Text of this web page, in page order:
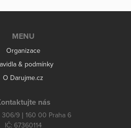
MENU
Organizace
& podmínky
O Darujme.cz
nás
306/9 | 160 00 Praha 6
IČ: 67360114